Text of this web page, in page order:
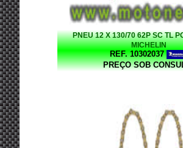
PNEU 12 X 130/70 62P SC TL
MICHELIN
REF. 10302037
PREÇO SOB